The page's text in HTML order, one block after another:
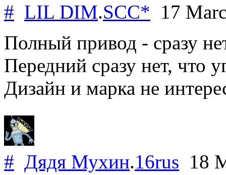
# LIL DIM.SCC* 17
Полный привод - сразу
Передний сразу нет, что
Дизайн и марка не
# Дядя Мухин.16rus 18